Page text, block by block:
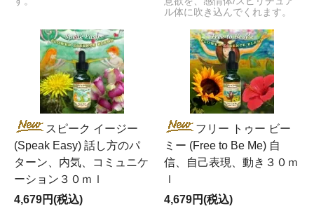
ル体に吹き込んでくれます。
スピーク イージー
(Speak Easy) 話し方のパ
ターン、内気、コミュニケ
ーション３０ｍｌ
4,679円(税込)
フリー トゥー ビー
ミー (Free to Be Me) 自
信、自己表現、動き３０ｍ
4,679円(税込)